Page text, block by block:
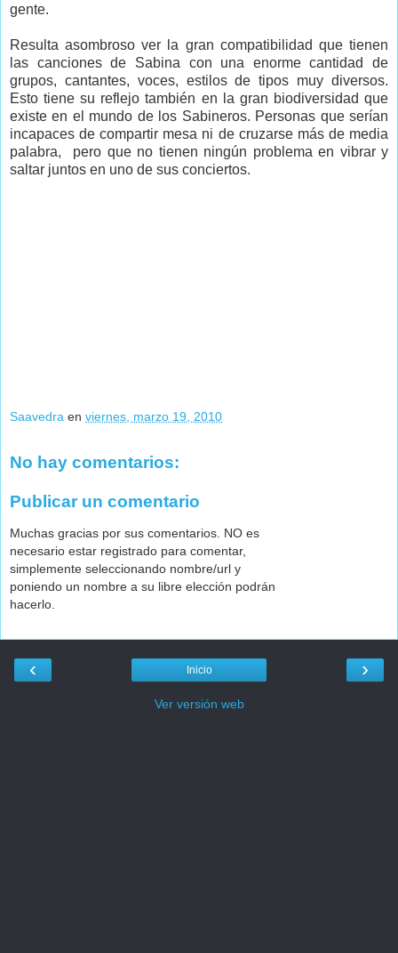
gente.
Resulta asombroso ver la gran compatibilidad que tienen
las canciones de Sabina con una enorme cantidad de
grupos, cantantes, voces, estilos de tipos muy diversos.
Esto tiene su reflejo también en la gran biodiversidad que
existe en el mundo de los Sabineros. Personas que serían
incapaces de compartir mesa ni de cruzarse más de media
palabra, pero que no tienen ningún problema en vibrar y
saltar juntos en uno de sus conciertos.
Saavedra en viernes, marzo 19, 2010
No hay comentarios:
Publicar un comentario
Muchas gracias por sus comentarios. NO es
necesario estar registrado para comentar,
simplemente seleccionando nombre/url y
poniendo un nombre a su libre elección podrán
hacerlo.
‹ ›
Inicio
Ver versión web